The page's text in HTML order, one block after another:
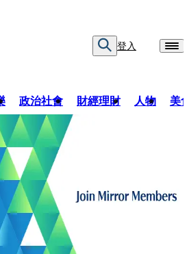
登入
政治社會 財經理財 人物 美